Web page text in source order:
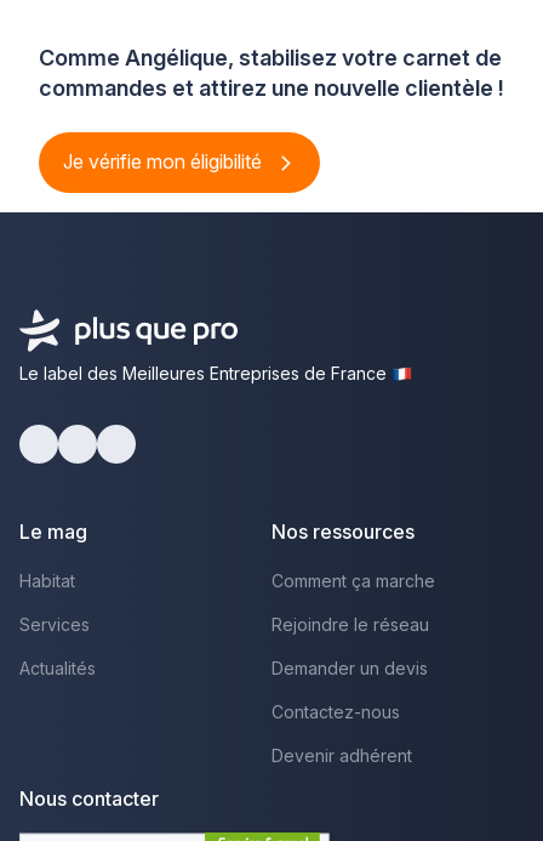
Comme Angélique, stabilisez votre carnet de
commandes et attirez une nouvelle clientèle !
Je vérifie mon éligibilité
Le label des Meilleures Entreprises de France
Le mag
Habitat
Services
Actualités
Nos ressources
Comment ça marche
Rejoindre le réseau
Demander un devis
Contactez-nous
Devenir adhérent
Nous contacter